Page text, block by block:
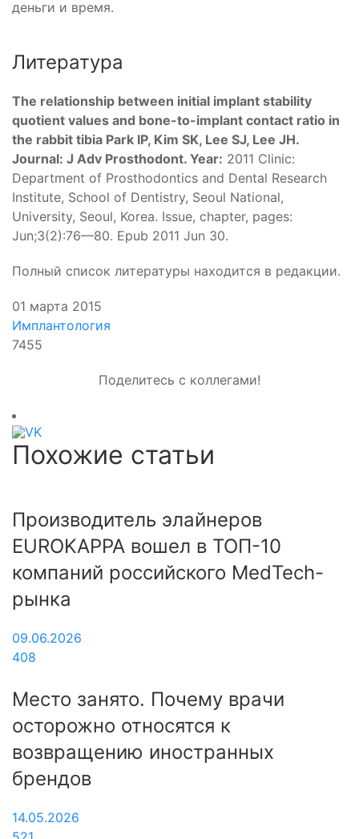
деньги и время.
Литература
The relationship between initial implant stability
quotient values and bone-to-implant contact ratio in
the rabbit tibia Park IP, Kim SK, Lee SJ, Lee JH.
Journal: J Adv Prosthodont. Year: 2011 Clinic:
Department of Prosthodontics and Dental Research
Institute, School of Dentistry, Seoul National,
University, Seoul, Korea. Issue, chapter, pages:
Jun;3(2):76—80. Epub 2011 Jun 30.
Полный список литературы находится в редакции.
01 марта 2015
Имплантология
7455
Поделитесь с коллегами!
Похожие статьи
Производитель элайнеров
EUROKAPPA вошел в ТОП-10
компаний российского MedTech-
рынка
09.06.2026
408
Место занято. Почему врачи
осторожно относятся к
возвращению иностранных
брендов
14.05.2026